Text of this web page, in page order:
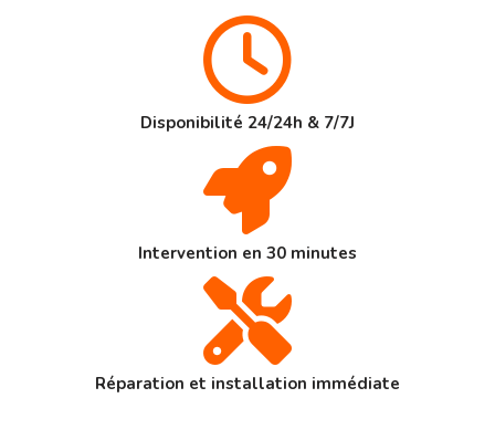
Disponibilité 24/24h & 7/7J
Intervention en 30 minutes
Réparation et installation immédiate